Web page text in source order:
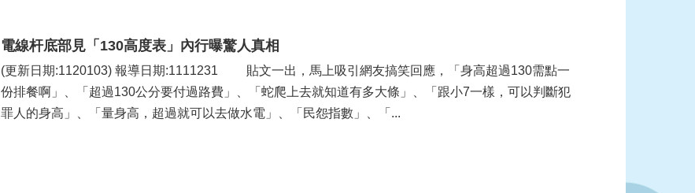
電線杆底部見「130高度表」內行曝驚人真相
(更新日期:1120103) 報導日期:1111231 貼文一出，馬上吸引網友搞笑回應，「身高超過130需點一
份排餐啊」、「超過130公分要付過路費」、「蛇爬上去就知道有多大條」、「跟小7一樣，可以判斷犯
罪人的身高」、「量身高，超過就可以去做水電」、「民怨指數」、「...